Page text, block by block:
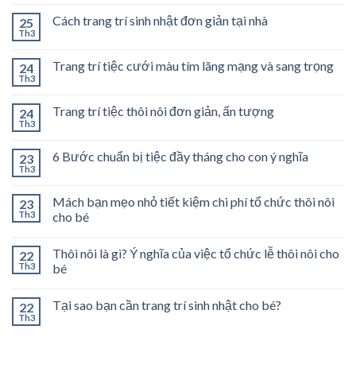
25
Th3
Cách trang trí sinh nhật đơn giản tại nhà
24
Th3
Trang trí tiệc cưới màu tím lãng mạng và sang trọng
24
Th3
Trang trí tiệc thôi nôi đơn giản, ấn tượng
23
Th3
6 Bước chuẩn bị tiệc đầy tháng cho con ý nghĩa
23
Th3
Mách bạn mẹo nhỏ tiết kiệm chi phí tổ chức thôi nôi
cho bé
22
Th3
Thôi nôi là gì? Ý nghĩa của việc tổ chức lễ thôi nôi cho
bé
22
Th3
Tại sao bạn cần trang trí sinh nhật cho bé?